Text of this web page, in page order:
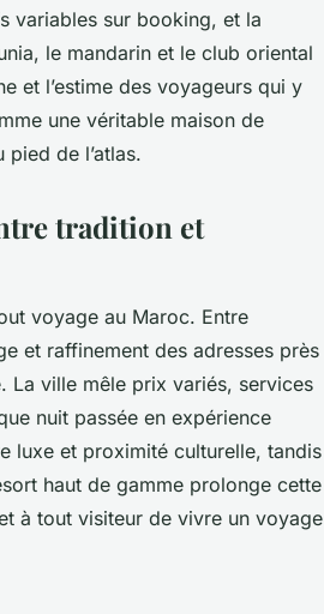
variables sur booking, et la
le mandarin et le club oriental
et l’estime des voyageurs qui y
une véritable maison de
pied de l’atlas.
tradition et
voyage au Maroc. Entre
et raffinement des adresses près
La ville mêle prix variés, services
nuit passée en expérience
luxe et proximité culturelle, tandis
haut de gamme prolonge cette
à tout visiteur de vivre un voyage